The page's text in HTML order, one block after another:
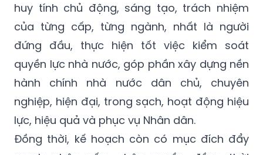
huy tính chủ động, sáng tạo, trách nhiệm
của từng cấp, từng ngành, nhất là người
đứng đầu, thực hiện tốt việc kiểm soát
quyền lực nhà nước, góp phần xây dựng nền
hành chính nhà nước dân chủ, chuyên
nghiệp, hiện đại, trong sạch, hoạt động hiệu
lực, hiệu quả và phục vụ Nhân dân.
Đồng thời, kế hoạch còn có mục đích đẩy